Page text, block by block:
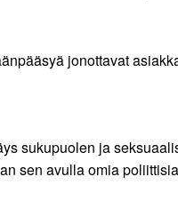
jonottavat
sukupuolen ja
sen avulla omia